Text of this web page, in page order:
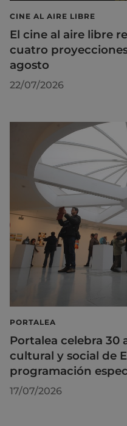
CINE AL AIRE LIBRE
El cine al aire libre
cuatro
agosto
22/07/2026
PORTALEA
Portalea celebra 30
cultural y social de
programación
17/07/2026